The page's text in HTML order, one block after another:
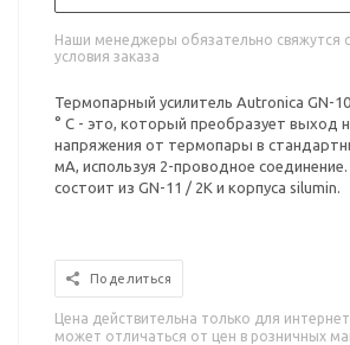
Наши менеджеры обязательно свяжутся
условия заказа
Термопарный усилитель Autronica GN-
° C - это, который преобразует выход
напряжения от термопары в
мА, используя 2-проводное
состоит из GN-11 / 2K и корпуса silumin.
Поделиться
Цена действительна только для
может отличаться от цен в розничных